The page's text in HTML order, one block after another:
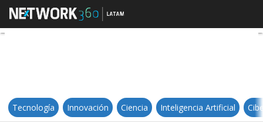
Científicos colombianos
Tecnología Innovación Ciencia Inteligencia Artificial